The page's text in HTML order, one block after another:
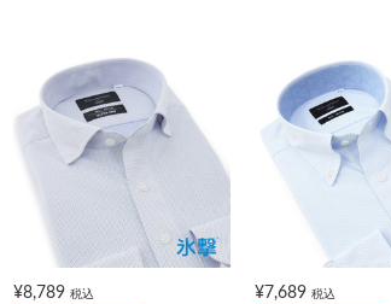
¥8,789 税込 ¥7,689 税込